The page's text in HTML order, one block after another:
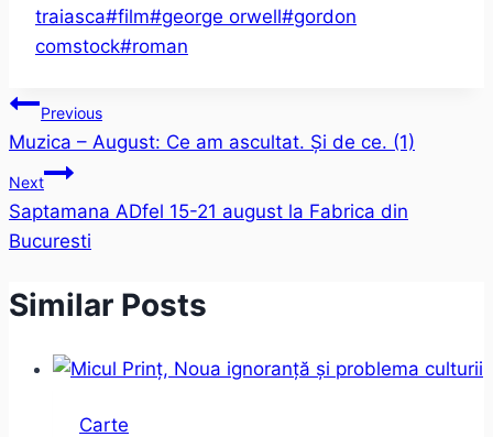
Tags:
traiasca#film#george orwell#gordon
comstock#roman
Post
navigation
Previous
Muzica – August: Ce am ascultat. Și de ce. (1)
Next
Saptamana ADfel 15-21 august la Fabrica din
Bucuresti
Similar Posts
Carte